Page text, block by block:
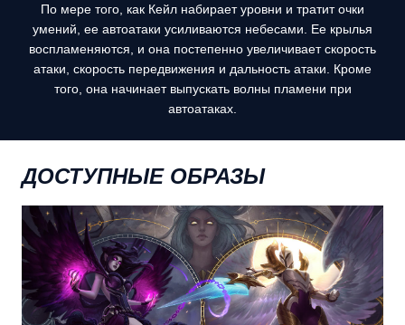
По мере того, как Кейл набирает уровни и тратит очки
умений, ее автоатаки усиливаются небесами. Ее крылья
воспламеняются, и она постепенно увеличивает скорость
атаки, скорость передвижения и дальность атаки. Кроме
того, она начинает выпускать волны пламени при
автоатаках.
ДОСТУПНЫЕ ОБРАЗЫ